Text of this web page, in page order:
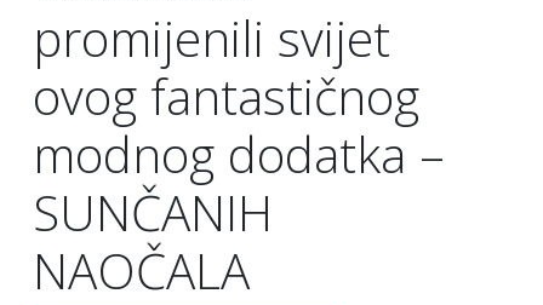
promijenili svijet
ovog fantastičnog
modnog dodatka –
SUNČANIH
NAOČALA